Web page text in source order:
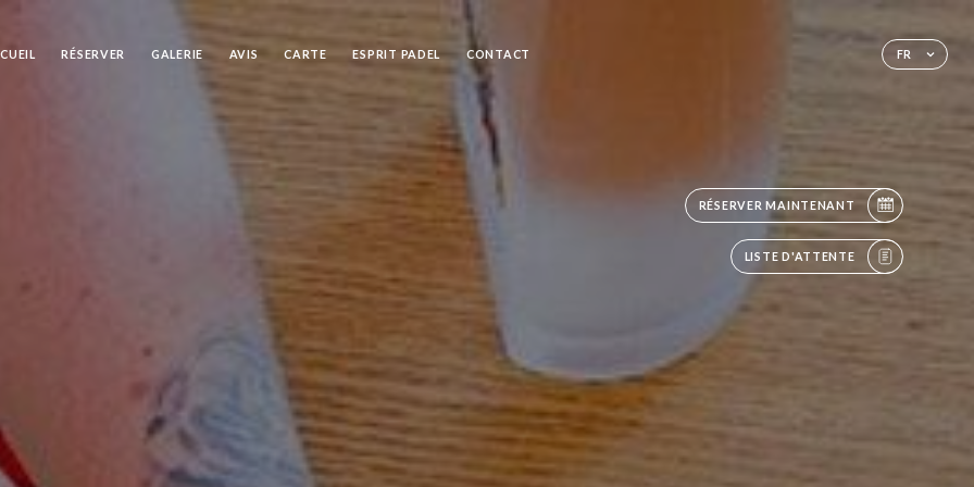
FR
RÉSERVER GALERIE AVIS CARTE ESPRIT PADEL CONTACT
RÉSERVER MAINTENANT
LISTE D'ATTENTE